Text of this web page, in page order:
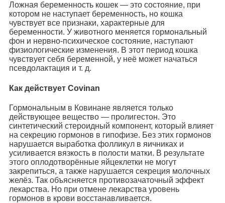
Ложная беременность кошек — это состояние, при
котором не наступает беременность, но кошка
чувствует все признаки, характерные для
беременности. У животного меняется гормональный
фон и нервно-психическое состояние, наступают
физиологические изменения. В этот период кошка
чувствует себя беременной, у неё может начаться
псевдолактация и т. д.
Как действует Covinan
Гормональным в Ковинане является только
действующее вещество — пролигестон. Это
синтетический стероидный компонент, который влияет
на секрецию гормонов в гипофизе. Без этих гормонов
нарушается выработка фолликул в яичниках и
усиливается вязкость в полости матки. В результате
этого оплодотворённые яйцеклетки не могут
закрепиться, а также нарушается секреция молочных
желёз. Так объясняется противозачаточный эффект
лекарства. Но при отмене лекарства уровень
гормонов в крови восстанавливается.